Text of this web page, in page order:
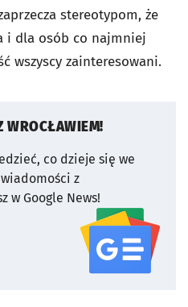
stereotypom, że
i dla osób co najmniej
wszyscy zainteresowani.
WROCŁAWIEM!
co dzieje się we
z
w Google News!
serwisu